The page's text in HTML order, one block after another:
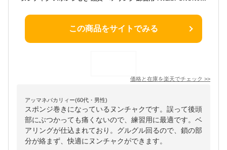
この商品をサイトでみる
価格と在庫を楽天でチェック >>
アッマネバカリィー(60代・男性)
スポンジ巻きになっているヌンチャクです。誤って後頭
部にぶつかっても痛くないので、練習用に最適です。ベ
アリングが仕込まれており。グルグル回るので、鎖の部
分が絡まず、快適にヌンチャクができます。